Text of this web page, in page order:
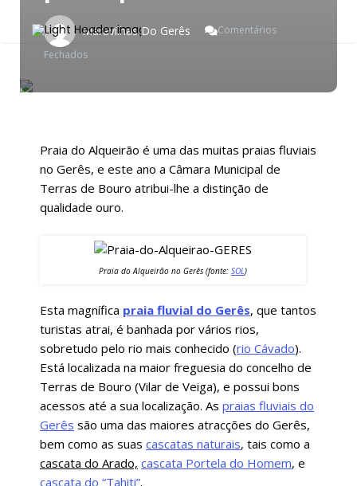
Maravilhas Do Gerês
Comentários
FechadosEm
Fluvial
Gerês
Distinguida
Pela
Praia do Alqueirão é uma das muitas praias fluviais
no Gerês, e este ano a Câmara Municipal de
Terras de Bouro atribui-lhe a distinção de
qualidade ouro.
Praia do Alqueirão no Gerês (fonte:SOL)
Esta magnífica praia fluvial do Gerês, que tantos
turistas atrai, é banhada por vários rios,
sobretudo pelo rio mais conhecido (rio Cávado).
Está localizada na maior freguesia do concelho de
Terras de Bouro (Vilar de Veiga), e possui bons
acessos até a sua localização. As praias fluviais do
Gerês são uma das maiores atracções do Gerês,
bem como as suas cascatas naturais, tais como a
cascata do Arado, cascata Portela do Homem, e
cascata do “Tahiti”.